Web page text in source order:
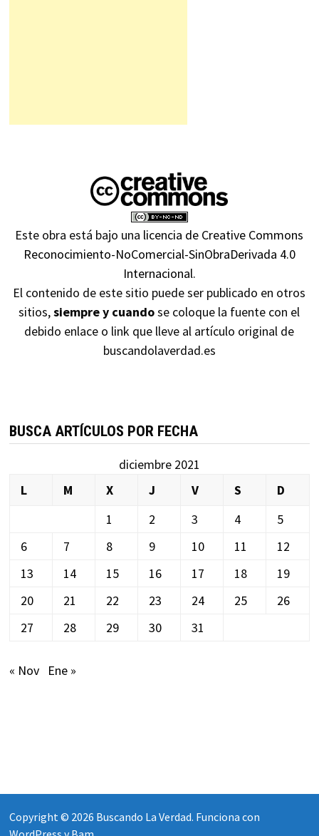
Este obra está bajo una licencia de Creative Commons
Reconocimiento-NoComercial-SinObraDerivada 4.0
Internacional.
El contenido de este sitio puede ser publicado en otros
sitios,siempre y cuandose coloque la fuente con el
debido enlace o link que lleve al artículo original de
buscandolaverdad.es
BUSCA ARTÍCULOS POR FECHA
diciembre 2021
L
M X J V S
D
1
2 3 4
5
6
7 8 9 10 11
12
13
14 15 16 17 18
19
20
21 22 23 24 25
26
27
28 29 30 31
« Nov Ene »
Copyright © 2026 Buscando La Verdad. Funciona con